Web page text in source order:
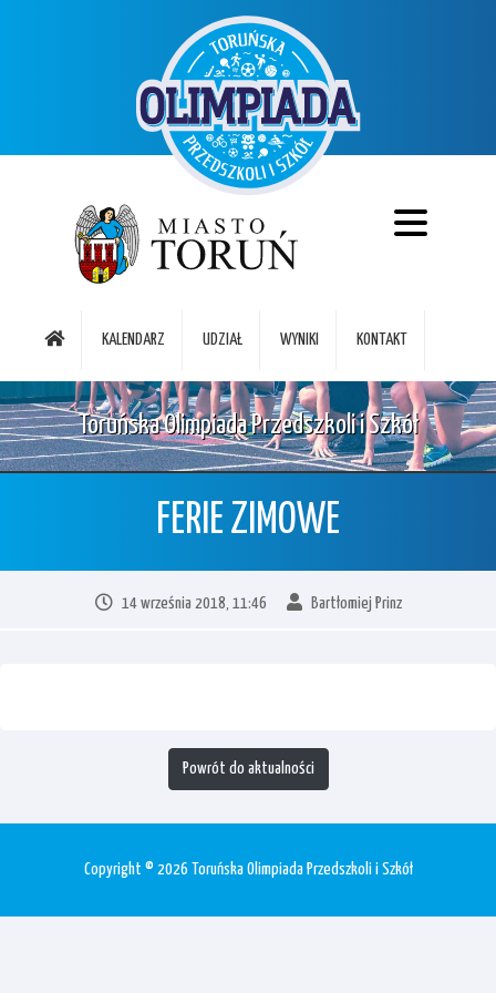
KALENDARZ UDZIAŁ WYNIKI KONTAKT
Toruńska Olimpiada Przedszkoli i Szkół
FERIE ZIMOWE
14 września 2018, 11:46 Bartłomiej Prinz
Powrót do aktualności
Copyright © 2026 Toruńska Olimpiada Przedszkoli i Szkół